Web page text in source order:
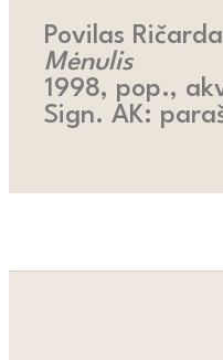
Povilas
Mėnulis
1998, pop.,
Sign. AK: